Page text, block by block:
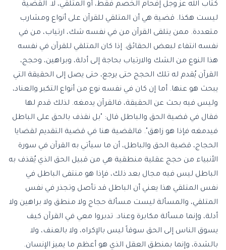
كتاب الله عز وجل إفحام الخصم فقط، أو المتلقي، لا. القضية
ليست هكذا. قضية هي أن المتلقي للقرآن على أنواع ومشارب
متعددة. ممن يتلقى القرآن من في نفسه شك، ارتياب، من في
نفسه انتفاء لبعض الحقائق. إذا كان المتلقي للقرآن في نفسه
هذا النوع من الشك والارتياب بحاجة إلى أدلة، وبراهين، وحجج،
القرآن يُقدم له تلك الحجج حتى يرجع، حتى يصل إلى الحقيقة التي
يبحث هو عنها. أما إن كان في نفسه نوع من أنواع التكبر والعناد،
وليس فيه بحث عن الحقيقة، فالقرآن يدمغه. لذلك قدم لها
فقال في قضية الحق والباطل قال: "بل نقذف بالحق على الباطل
فيدمغه فإذا هو زاهق". فالقضية هنا في قضية التقديم لقضايا
الحجاج، قضية الحق والباطل، أن ما سيأتي به القرآن في سورة
الأنبياء من حجج عقلية منطقية هي من قبيل الحق الذي يُقذف به
الباطل ليس فيه مجال بعد ذلك، فإذا هو منتفى الباطل في
نفس المتلقي هذا يعني أن الباطل قد تأصل وتجذر في نفس
المتلقي، والمسألة ليست مسألة حجاج ولا منطق ولا براهين ولا
أدلة، وإنما مسألة مكابرة وعناد. تدبروا معي في القرآن كيف
يسوق الناس إلى الحق سوقاً ليس بالإكراه، ولا بالعنف، ولا
بالشدة، وإنما بمنطق العقل الذي هو أعظم ما يميز الإنسان.